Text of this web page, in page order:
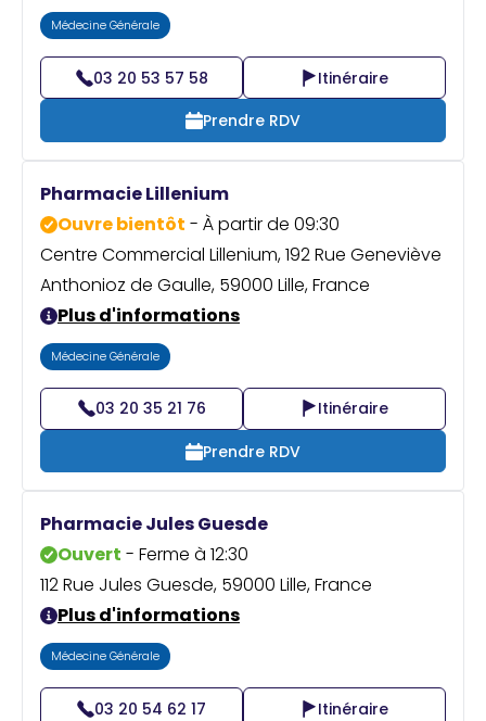
Médecine Générale
03 20 53 57 58
Itinéraire
Prendre RDV
Pharmacie Lillenium
Ouvre bientôt - À partir de 09:30
Centre Commercial Lillenium, 192 Rue Geneviève
Anthonioz de Gaulle, 59000 Lille, France
Plus d'informations
Médecine Générale
03 20 35 21 76
Itinéraire
Prendre RDV
Pharmacie Jules Guesde
Ouvert - Ferme à 12:30
112 Rue Jules Guesde, 59000 Lille, France
Plus d'informations
Médecine Générale
03 20 54 62 17
Itinéraire